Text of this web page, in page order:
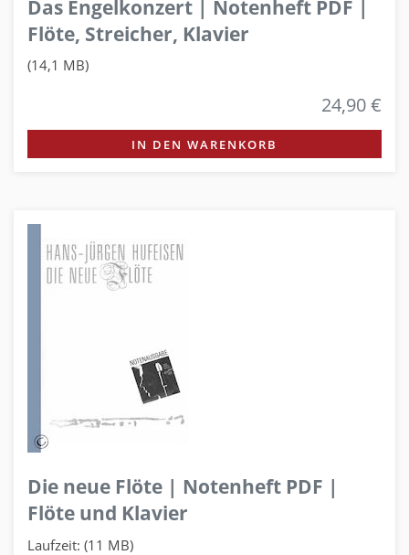
Das Engelkonzert | Notenheft PDF |
Flöte, Streicher, Klavier
(14,1 MB)
24,90 €
IN DEN WARENKORB
Die neue Flöte | Notenheft PDF |
Flöte und Klavier
Laufzeit: (11 MB)